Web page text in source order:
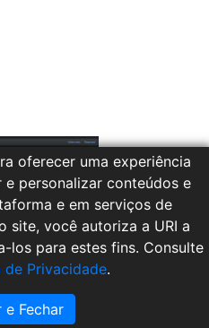
oferecer uma experiência
e personalizar conteúdos e
e em serviços de
site, você autoriza a URI a
los para estes fins. Consulte
de Privacidade.
e Fechar